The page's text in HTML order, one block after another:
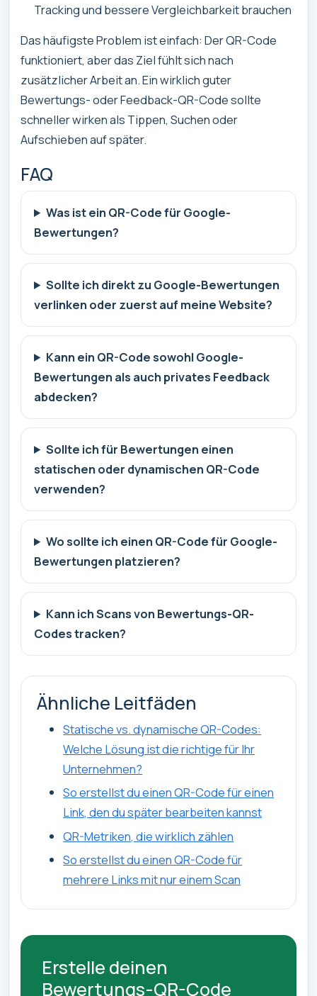
Tracking und bessere Vergleichbarkeit brauchen
Das häufigste Problem ist einfach: Der QR-Code
funktioniert, aber das Ziel fühlt sich nach
zusätzlicher Arbeit an. Ein wirklich guter
Bewertungs- oder Feedback-QR-Code sollte
schneller wirken als Tippen, Suchen oder
Aufschieben auf später.
FAQ
Was ist ein QR-Code für Google-
Bewertungen?
Sollte ich direkt zu Google-Bewertungen
verlinken oder zuerst auf meine Website?
Kann ein QR-Code sowohl Google-
Bewertungen als auch privates Feedback
abdecken?
Sollte ich für Bewertungen einen
statischen oder dynamischen QR-Code
verwenden?
Wo sollte ich einen QR-Code für Google-
Bewertungen platzieren?
Kann ich Scans von Bewertungs-QR-
Codes tracken?
Ähnliche Leitfäden
Statische vs. dynamische QR-Codes:
Welche Lösung ist die richtige für Ihr
Unternehmen?
So erstellst du einen QR-Code für einen
Link, den du später bearbeiten kannst
QR-Metriken, die wirklich zählen
So erstellst du einen QR-Code für
mehrere Links mit nur einem Scan
Erstelle deinen
Bewertungs-QR-Code